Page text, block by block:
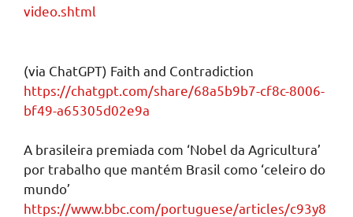
video.shtml
(via ChatGPT) Faith and Contradiction
https://chatgpt.com/share/68a5b9b7-cf8c-8006-
bf49-a65305d02e9a
A brasileira premiada com ‘Nobel da Agricultura’
por trabalho que mantém Brasil como ‘celeiro do
mundo’
https://www.bbc.com/portuguese/articles/c93y8